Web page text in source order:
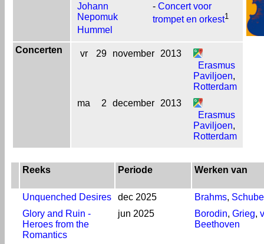
Johann
Nepomuk
Hummel
- Concert voor
trompet en orkest1
Concerten vr 29 november
2013
Erasmus
Paviljoen,
Rotterdam
ma
2 december
2013
Erasmus
Paviljoen,
Rotterdam
Reeks Periode Werken van
Unquenched Desires dec 2025 Brahms,
Glory and Ruin -
Heroes from the
Romantics
jun 2025 Borodin, Grieg,
Beethoven